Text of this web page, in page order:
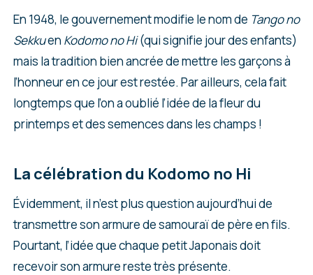
En 1948, le gouvernement modifie le nom de Tango no
Sekkuen Kodomo no Hi(qui signifie jour des enfants)
mais la tradition bien ancrée de mettre les garçons à
l’honneur en ce jour est restée. Par ailleurs, cela fait
longtemps que l’on a oublié l’idée de la fleur du
printemps et des semences dans les champs !
La célébration du Kodomo no Hi
Évidemment, il n’est plus question aujourd’hui de
transmettre son armure de samouraï de père en fils.
Pourtant, l’idée que chaque petit Japonais doit
recevoir son armure reste très présente.